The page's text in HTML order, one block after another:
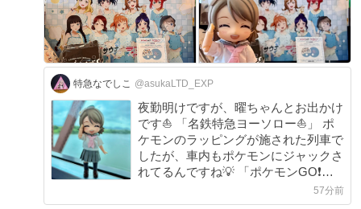
特急なでしこ @asukaLTD_EXP
夜勤明けですが、曜ちゃんとお出かけ
です⛵️ 「名鉄特急ヨーソロー⛵️」 ポ
ケモンのラッピングが施された列車で
したが、車内もポケモンにジャックさ
れてるんですね💡 「ポケモンGO❗️」 #
57分前